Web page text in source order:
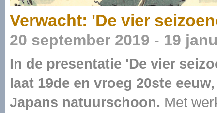
Verwacht: 'De vier
20 september 2019 - 19
In de presentatie 'De vier
laat 19de en vroeg 20ste
Japans natuurschoon. Met